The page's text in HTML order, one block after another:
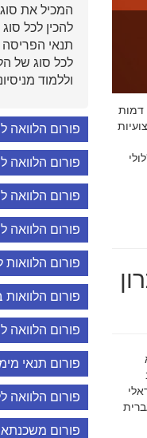
דמות
המכיל את
להכין לכל
תנאי הפריסה
לכל סוג של
וללמוד
פורום הלוואה
פורום הלוואה
פורום הלוואה
פורום הלוואה
פורום
פורום הלוואות
פורום הלוואה
פורום תנאי
פורום הלוואה
פורום משכנתא